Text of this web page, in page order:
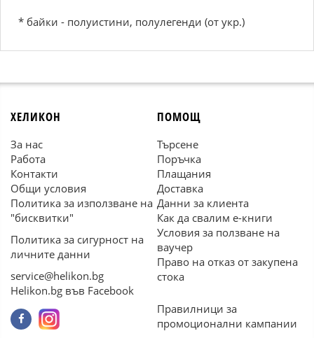
* байки - полуистини, полулегенди (от укр.)
ХЕЛИКОН
За нас
Работа
Контакти
Общи условия
Политика за използване на
"бисквитки"
Политика за сигурност на
личните данни
service@helikon.bg
Helikon.bg във Facebook
ПОМОЩ
Търсене
Поръчка
Плащания
Доставка
Данни за клиента
Как да свалим е-книги
Условия за ползване на
ваучер
Право на отказ от закупена
стока
Правилници за
промоционални кампании